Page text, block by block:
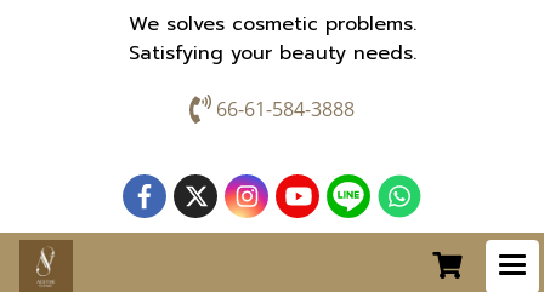
We solves cosmetic problems.
Satisfying your beauty needs.
66-61-584-3888